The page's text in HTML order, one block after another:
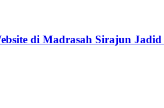
di Madrasah Sirajun